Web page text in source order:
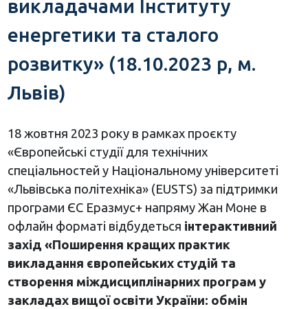
викладачами Інституту
енергетики та сталого
розвитку» (18.10.2023 р, м.
Львів)
18 жовтня 2023 року в рамках проєкту
«Європейські студії для технічних
спеціальностей у Національному університеті
«Львівська політехніка» (EUSTS) за підтримки
програми ЄС Еразмус+ напряму Жан Моне в
офлайн форматі відбудеться інтерактивний
захід «Поширення кращих практик
викладання європейських студій та
створення міждисциплінарних програм у
закладах вищої освіти України: обмін